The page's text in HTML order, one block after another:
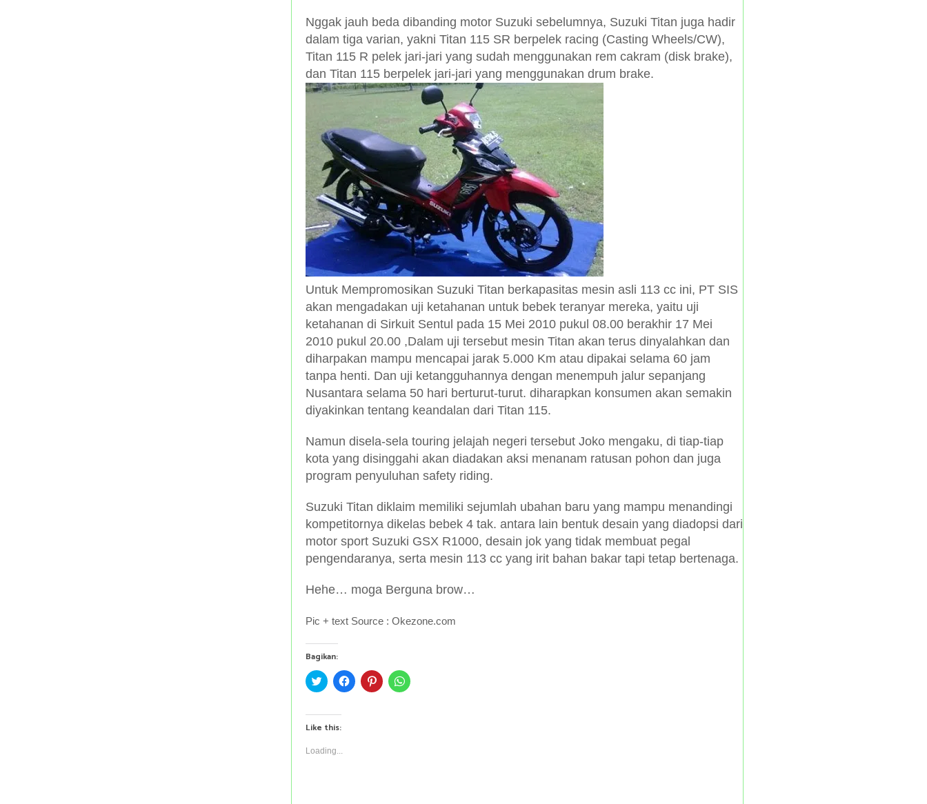
Nggak jauh beda dibanding motor Suzuki sebelumnya, Suzuki Titan juga hadir
dalam tiga varian, yakni Titan 115 SR berpelek racing (Casting Wheels/CW),
Titan 115 R pelek jari-jari yang sudah menggunakan rem cakram (disk brake),
dan Titan 115 berpelek jari-jari yang menggunakan drum brake.
Untuk Mempromosikan Suzuki Titan berkapasitas mesin asli 113 cc ini, PT SIS
akan mengadakan uji ketahanan untuk bebek teranyar mereka, yaitu uji
ketahanan di Sirkuit Sentul pada 15 Mei 2010 pukul 08.00 berakhir 17 Mei
2010 pukul 20.00 ,Dalam uji tersebut mesin Titan akan terus dinyalahkan dan
diharpakan mampu mencapai jarak 5.000 Km atau dipakai selama 60 jam
tanpa henti. Dan uji ketangguhannya dengan menempuh jalur sepanjang
Nusantara selama 50 hari berturut-turut. diharapkan konsumen akan semakin
diyakinkan tentang keandalan dari Titan 115.
Namun disela-sela touring jelajah negeri tersebut Joko mengaku, di tiap-tiap
kota yang disinggahi akan diadakan aksi menanam ratusan pohon dan juga
program penyuluhan safety riding.
Suzuki Titan diklaim memiliki sejumlah ubahan baru yang mampu menandingi
kompetitornya dikelas bebek 4 tak. antara lain bentuk desain yang diadopsi dari
motor sport Suzuki GSX R1000, desain jok yang tidak membuat pegal
pengendaranya, serta mesin 113 cc yang irit bahan bakar tapi tetap bertenaga.
Hehe… moga Berguna brow…
Pic + text Source : Okezone.com
Bagikan:
C
l
k
t
o
h
C
l
C
l
C
l
Like this:
Loading...